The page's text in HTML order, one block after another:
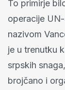
To primirje
operacije
nazivom
je u trenutku
srpskih
brojčano i